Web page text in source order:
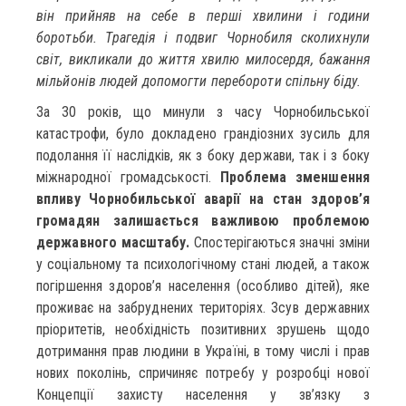
він прийняв на себе в перші хвилини і години
боротьби. Трагедія і подвиг Чорнобиля сколихнули
світ, викликали до життя хвилю милосердя, бажання
мільйонів людей допомогти перебороти спільну біду.
За 30 років, що минули з часу Чорнобильської
катастрофи, було докладено грандіозних зусиль для
подолання її наслідків, як з боку держави, так і з боку
міжнародної громадськості. Проблема зменшення
впливу Чорнобильської аварії на стан здоров’я
громадян залишається важливою проблемою
державного масштабу. Спостерігаються значні зміни
у соціальному та психологічному стані людей, а також
погіршення здоров’я населення (особливо дітей), яке
проживає на забруднених територіях. Зсув державних
пріоритетів, необхідність позитивних зрушень щодо
дотримання прав людини в Україні, в тому числі і прав
нових поколінь, спричиняє потребу у розробці нової
Концепції захисту населення у зв’язку з